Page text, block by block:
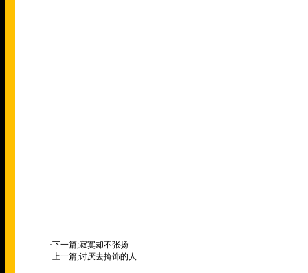
·下一篇;寂寞却不张扬
·上一篇;讨厌去掩饰的人